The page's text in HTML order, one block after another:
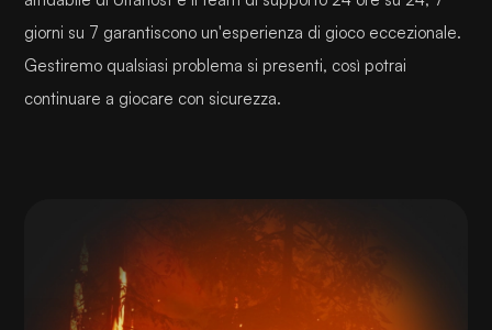
giorni su 7 garantiscono un'esperienza di gioco eccezionale.
Gestiremo qualsiasi problema si presenti, così potrai
continuare a giocare con sicurezza.